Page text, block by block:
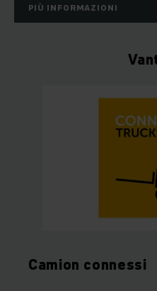
PIÙ INFORMAZIONI
Camion connessi